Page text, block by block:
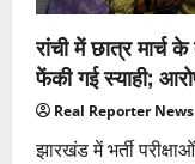
CP
भुल्लर
हटाए
गए
रांची में छात्र मार्च के
फेंकी गई स्याही;
Real Reporter News
झारखंड में भर्ती